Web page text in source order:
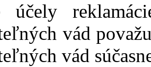
účely
vád
vád